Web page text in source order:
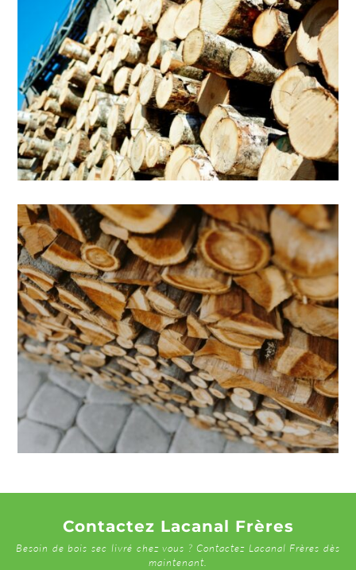
Contactez Lacanal Frères
Besoin de bois sec livré chez vous ? Contactez Lacanal Frères dès
maintenant.